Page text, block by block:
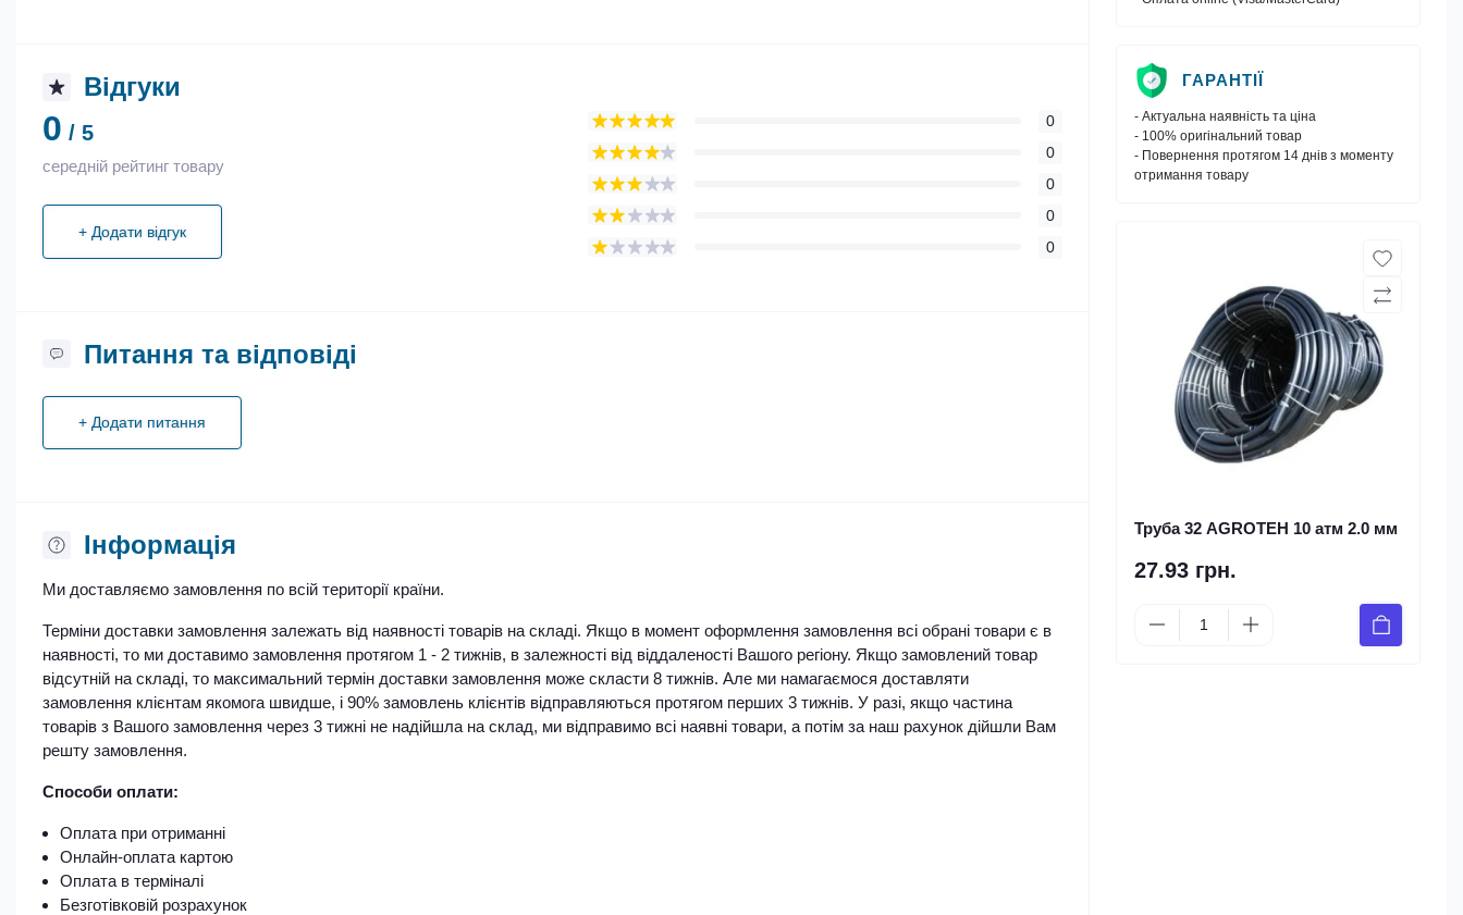
Відгуки
0 / 5
середній рейтинг товару
+ Додати відгук
0
0
0
0
0
Питання та відповіді
+ Додати питання
Iнформація
Ми доставляємо замовлення по всій території країни.
Терміни доставки замовлення залежать від наявності товарів на складі. Якщо в момент оформлення замовлення всі обрані товари є в
наявності, то ми доставимо замовлення протягом 1 - 2 тижнів, в залежності від віддаленості Вашого регіону. Якщо замовлений товар
відсутній на складі, то максимальний термін доставки замовлення може скласти 8 тижнів. Але ми намагаємося доставляти
замовлення клієнтам якомога швидше, і 90% замовлень клієнтів відправляються протягом перших 3 тижнів. У разі, якщо частина
товарів з Вашого замовлення через 3 тижні не надійшла на склад, ми відправимо всі наявні товари, а потім за наш рахунок дійшли Вам
решту замовлення.
Способи оплати:
Оплата при отриманні
Онлайн-оплата картою
Оплата в терміналі
Безготівковій розрахунок
ГАРАНТІЇ
- Актуальна наявність та ціна
- 100% оригінальний товар
- Повернення протягом 14 днів з моменту
отримання товару
Труба 32 AGROTEH 10 атм 2.0 мм
27.93 грн.